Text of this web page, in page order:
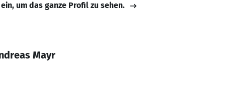
um das ganze Profil zu sehen.
Mayr